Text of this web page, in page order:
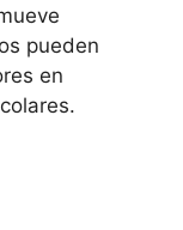
pueden
en